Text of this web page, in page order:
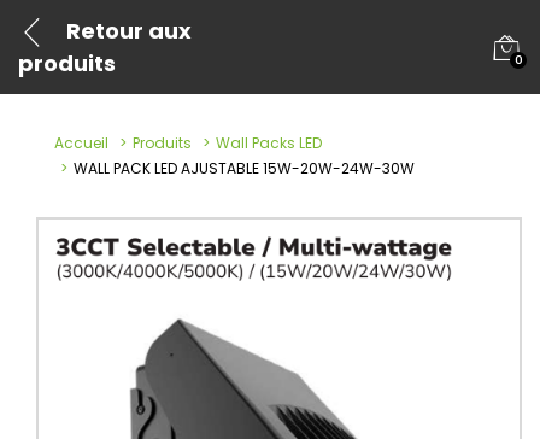
Retour aux
produits
0
Accueil Produits
Wall Packs LED
WALL PACK LED AJUSTABLE 15W-20W-24W-30W